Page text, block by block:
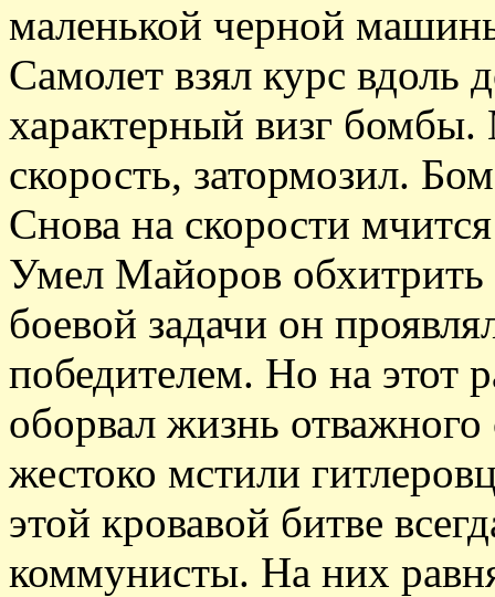
маленькой черной
Самолет взял курс вдоль
характерный визг
скорость, затормозил.
Снова на скорости
Умел Майоров
боевой задачи он
победителем. Но на этот
оборвал жизнь
жестоко мстили
этой кровавой битве
коммунисты. На них